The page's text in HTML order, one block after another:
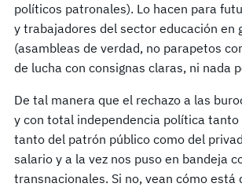
políticos patronales). Lo hacen para
y trabajadores del sector educación en
(asambleas de verdad, no parapetos
de lucha con consignas claras, ni nada
De tal manera que el rechazo a las
y con total independencia política
tanto del patrón público como del
salario y a la vez nos puso en bandeja
transnacionales. Si no, vean cómo está